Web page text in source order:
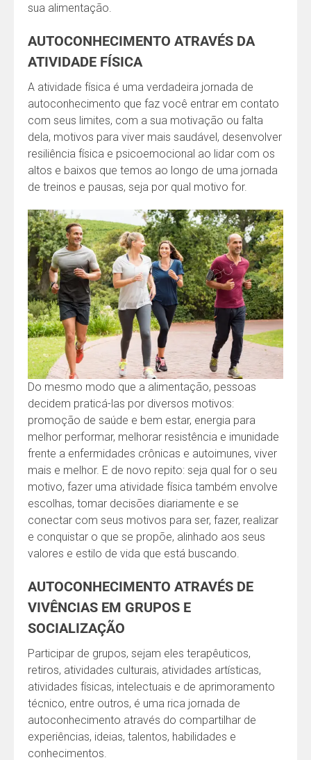
sua alimentação.
AUTOCONHECIMENTO ATRAVÉS DA
ATIVIDADE FÍSICA
A atividade física é uma verdadeira jornada de
autoconhecimento que faz você entrar em contato
com seus limites, com a sua motivação ou falta
dela, motivos para viver mais saudável, desenvolver
resiliência física e psicoemocional ao lidar com os
altos e baixos que temos ao longo de uma jornada
de treinos e pausas, seja por qual motivo for.
Do mesmo modo que a alimentação, pessoas
decidem praticá-las por diversos motivos:
promoção de saúde e bem estar, energia para
melhor performar, melhorar resistência e imunidade
frente a enfermidades crônicas e autoimunes, viver
mais e melhor. E de novo repito: seja qual for o seu
motivo, fazer uma atividade física também envolve
escolhas, tomar decisões diariamente e se
conectar com seus motivos para ser, fazer, realizar
e conquistar o que se propõe, alinhado aos seus
valores e estilo de vida que está buscando.
AUTOCONHECIMENTO ATRAVÉS DE
VIVÊNCIAS EM GRUPOS E
SOCIALIZAÇÃO
Participar de grupos, sejam eles terapêuticos,
retiros, atividades culturais, atividades artísticas,
atividades físicas, intelectuais e de aprimoramento
técnico, entre outros, é uma rica jornada de
autoconhecimento através do compartilhar de
experiências, ideias, talentos, habilidades e
conhecimentos.